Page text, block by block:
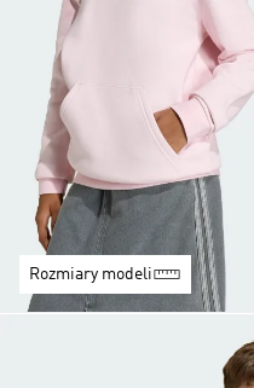
Rozmiary modeli